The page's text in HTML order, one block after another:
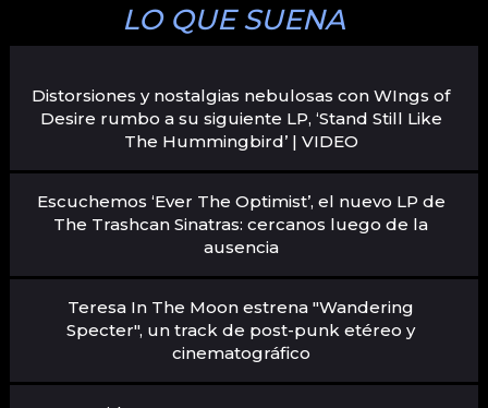
LO QUE SUENA
Distorsiones y nostalgias nebulosas con WIngs of
Desire rumbo a su siguiente LP, ‘Stand Still Like
The Hummingbird’ | VIDEO
Escuchemos ‘Ever The Optimist’, el nuevo LP de
The Trashcan Sinatras: cercanos luego de la
ausencia
Teresa In The Moon estrena "Wandering
Specter", un track de post-punk etéreo y
cinematográfico